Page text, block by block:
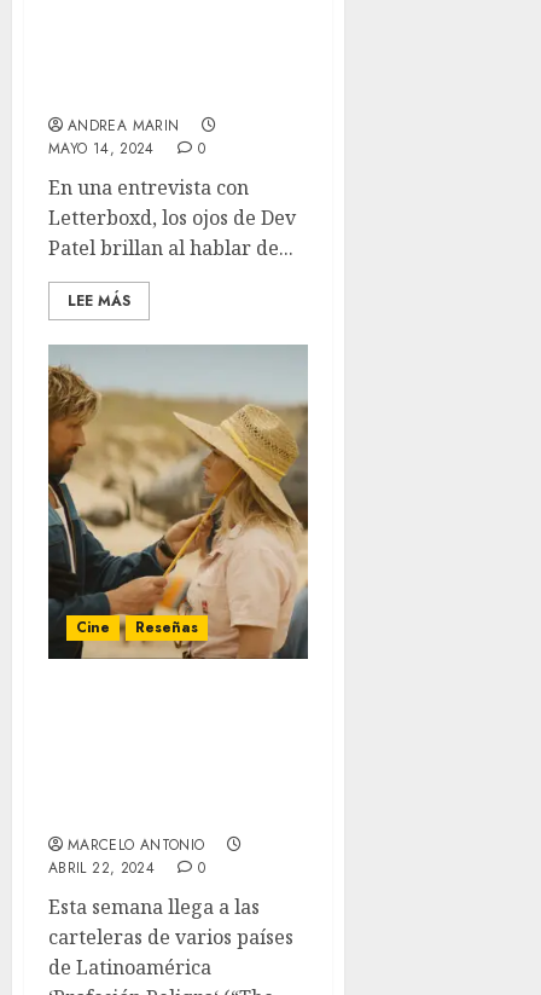
ANDREA MARIN
MAYO 14, 2024
0
En una entrevista con
Letterboxd, los ojos de Dev
Patel brillan al hablar de...
LEE MÁS
Cine Reseñas
MARCELO ANTONIO
ABRIL 22, 2024
0
Esta semana llega a las
carteleras de varios países
de Latinoamérica